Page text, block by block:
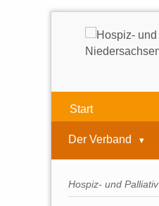
Start
Der Verband
Hospiz- und